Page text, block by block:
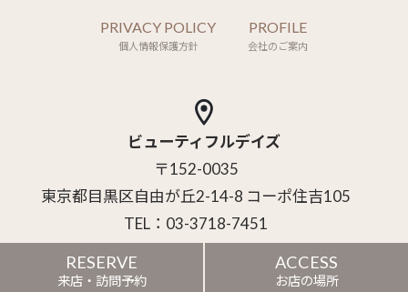
PRIVACY POLICY
個人情報保護方針
PROFILE
会社のご案内
ビューティフルデイズ
〒152-0035
東京都目黒区自由が丘2-14-8 コーポ住吉105
TEL：03-3718-7451
Copyright (C) Style Clotho Inc. All Rights Reserved.
RESERVE
来店・訪問予約
ACCESS
お店の場所